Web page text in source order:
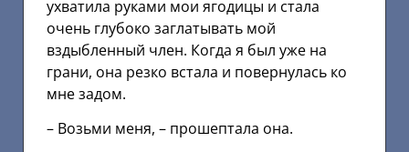
ухватила руками мои ягодицы и стала
очень глубоко заглатывать мой
вздыбленный член. Когда я был уже на
грани, она резко встала и повернулась ко
мне задом.
– Возьми меня, – прошептала она.